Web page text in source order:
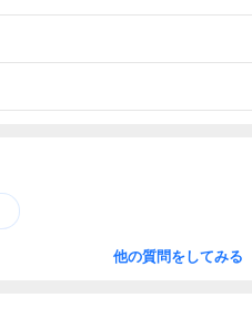
他の質問をしてみる